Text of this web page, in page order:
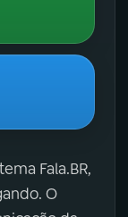
Fala.BR,
O